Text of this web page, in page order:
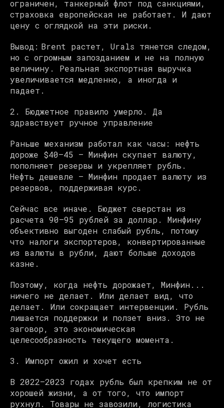
ограничен, танкерный флот под санкциями,
страховка европейская не работает. И дают
цену с оглядкой на эти риски.
Вывод: Brent растет, Urals тянется следом,
но с огромным запозданием и не на полную
величину. Реальная экспортная выручка
увеличивается медленно, а иногда и
падает.
2. Бюджетное правило умерло. Да
здравствует ручное управление
Раньше механизм работал как часы: нефть
дороже $40–45 — Минфин скупает валюту,
пополняет резервы и укрепляет рубль.
Нефть дешевле — Минфин продает валюту из
резервов, поддерживая курс.
Сейчас все иначе. Бюджет сверстан из
расчета 90–95 рублей за доллар. Минфину
объективно выгоден слабый рубль, потому
что налоги экспортеров, конвертированные
из валюты в рубли, дают больше доходов
казне.
Поэтому, когда нефть дорожает, Минфин...
ничего не делает. Или делает вид, что
делает. Или сокращает интервенции. Рубль
лишается поддержки и ползет вниз. Это не
заговор, это экономическая
целесообразность текущего момента.
3. Импорт ожил и хочет есть
В 2022–2023 годах рубль был крепким не от
хорошей жизни, а от того, что импорт
рухнул. Товары не завозили, логистика